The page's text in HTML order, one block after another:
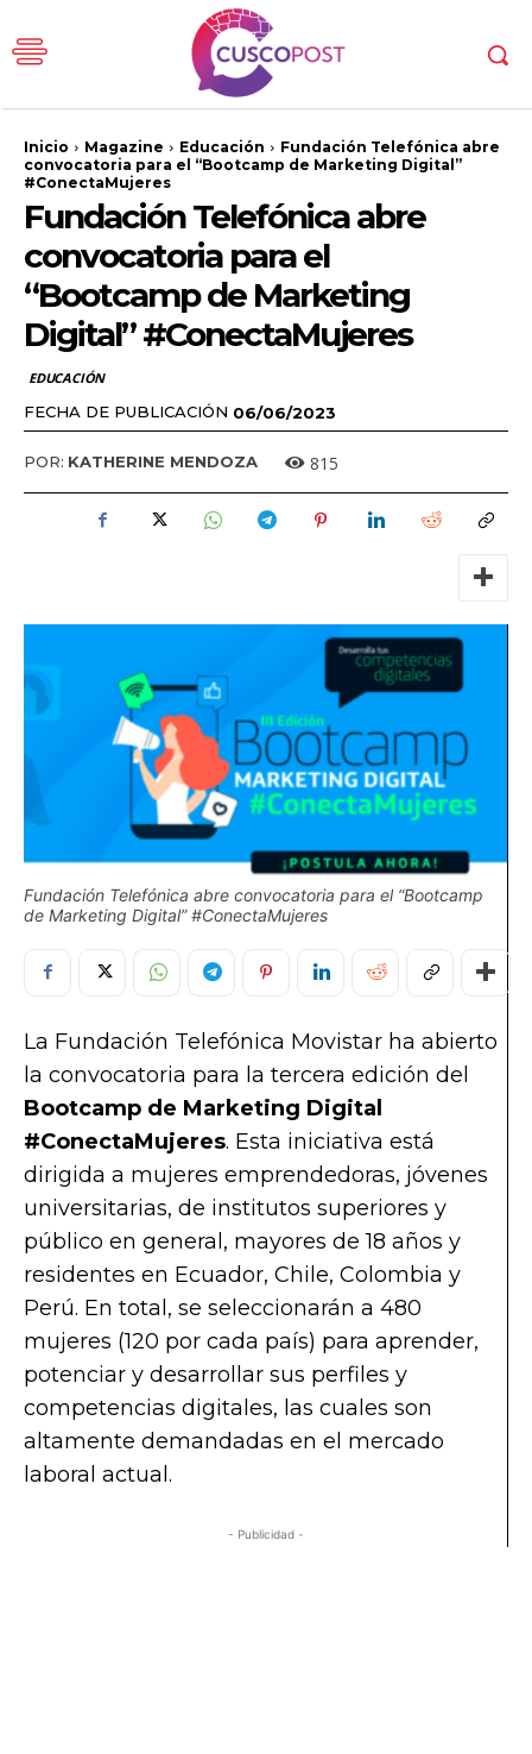
Inicio Magazine Educación
Fundación Telefónica abre
convocatoria para el “Bootcamp de Marketing Digital”
#ConectaMujeres
Fundación Telefónica abre
convocatoria para el
“Bootcamp de Marketing
Digital” #ConectaMujeres
EDUCACIÓN
FECHA DE PUBLICACIÓN 06/06/2023
POR: KATHERINE MENDOZA 815
Fundación Telefónica abre convocatoria para el “Bootcamp
de Marketing Digital” #ConectaMujeres
La Fundación Telefónica Movistar ha abierto
la convocatoria para la tercera edición del
Bootcamp de Marketing Digital
#ConectaMujeres. Esta iniciativa está
dirigida a mujeres emprendedoras, jóvenes
universitarias, de institutos superiores y
público en general, mayores de 18 años y
residentes en Ecuador, Chile, Colombia y
Perú. En total, se seleccionarán a 480
mujeres (120 por cada país) para aprender,
potenciar y desarrollar sus perfiles y
competencias digitales, las cuales son
altamente demandadas en el mercado
laboral actual.
- Publicidad -